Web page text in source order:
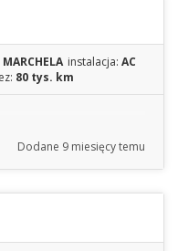
instalacja: AC
80 tys. km
Dodane 9 miesięcy temu